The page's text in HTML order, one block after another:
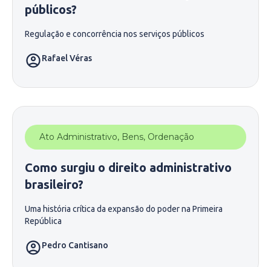
públicos?
Regulação e concorrência nos serviços públicos
Rafael Véras
Ato Administrativo, Bens, Ordenação
Como surgiu o direito administrativo
brasileiro?
Uma história crítica da expansão do poder na Primeira
República
Pedro Cantisano